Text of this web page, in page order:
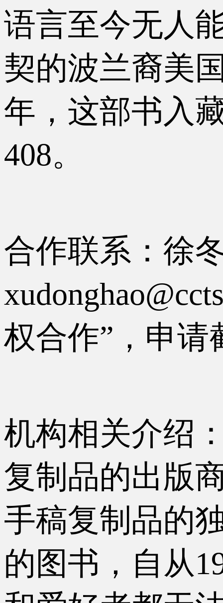
语言至今无人
契的波兰裔美
年，这部书入
408。
合作联系：徐
权合作”，申
机构相关介绍
复制品的出版
手稿复制品的
的图书，自从